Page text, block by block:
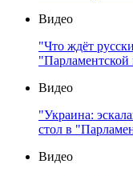
Видео
"Что ждёт
"Парламентской
Видео
"Украина:
стол в
Видео